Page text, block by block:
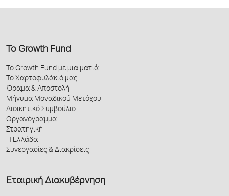
Το Growth Fund
Το Growth Fund με μια ματιά
Το Χαρτοφυλάκιό μας
Όραμα & Αποστολή
Μήνυμα Μοναδικού Μετόχου
Διοικητικό Συμβούλιο
Οργανόγραμμα
Στρατηγική
Η Ελλάδα
Συνεργασίες & Διακρίσεις
Εταιρική Διακυβέρνηση